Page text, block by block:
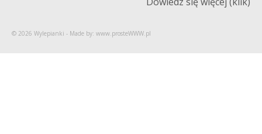
© 2026 Wylepianki - Made by: www.prosteWWW.pl